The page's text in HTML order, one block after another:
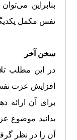
بنابراین
نفس مکمل
سخن آخر
در این مطلب
افزایش عزت
برای آن ارائه
بدانید موضوع
آن را در نظر